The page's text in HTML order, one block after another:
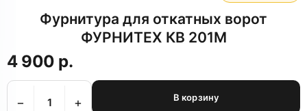
Фурнитура для откатных ворот
ФУРНИТЕХ КВ 201М
4 900 р.
− + В корзину